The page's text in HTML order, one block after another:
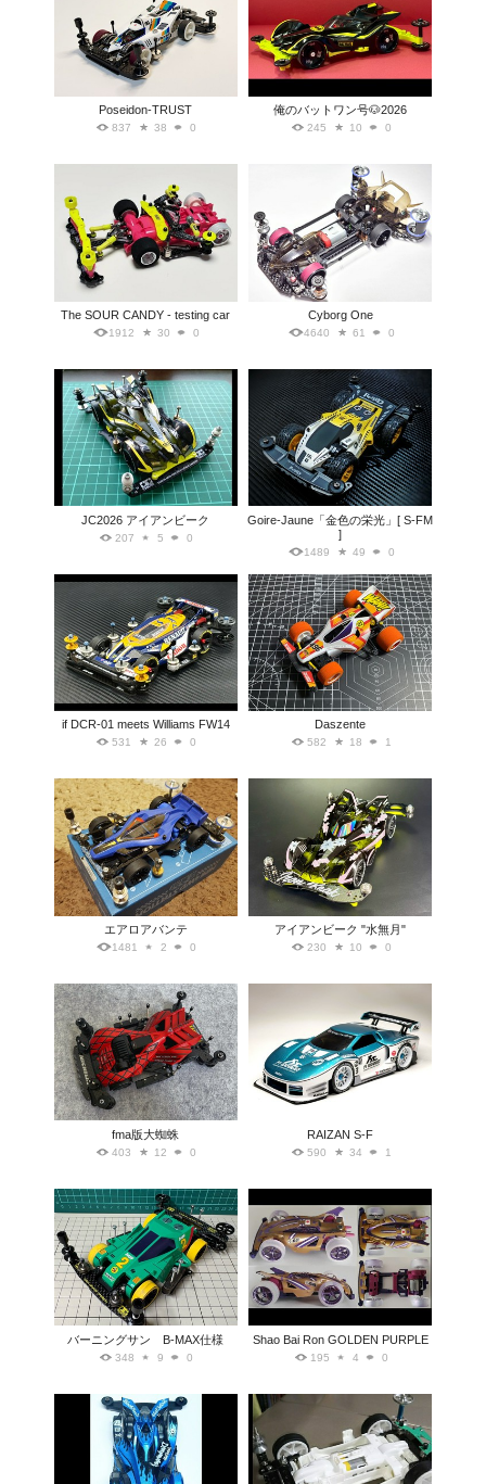
Poseidon-TRUST
837 38 0
俺のバットワン号🐶2026
245 10 0
The SOUR CANDY - testing car
1912 30 0
Cyborg One
4640 61 0
JC2026 アイアンビーク
207 5 0
Goire-Jaune「金色の栄光」[ S-FM
]
1489 49 0
if DCR-01 meets Williams FW14
531 26 0
Daszente
582 18 1
エアロアバンテ
1481 2 0
アイアンビーク "水無月"
230 10 0
fma版大蜘蛛
403 12 0
RAIZAN S-F
590 34 1
バーニングサン B-MAX仕様
348 9 0
Shao Bai Ron GOLDEN PURPLE
195 4 0